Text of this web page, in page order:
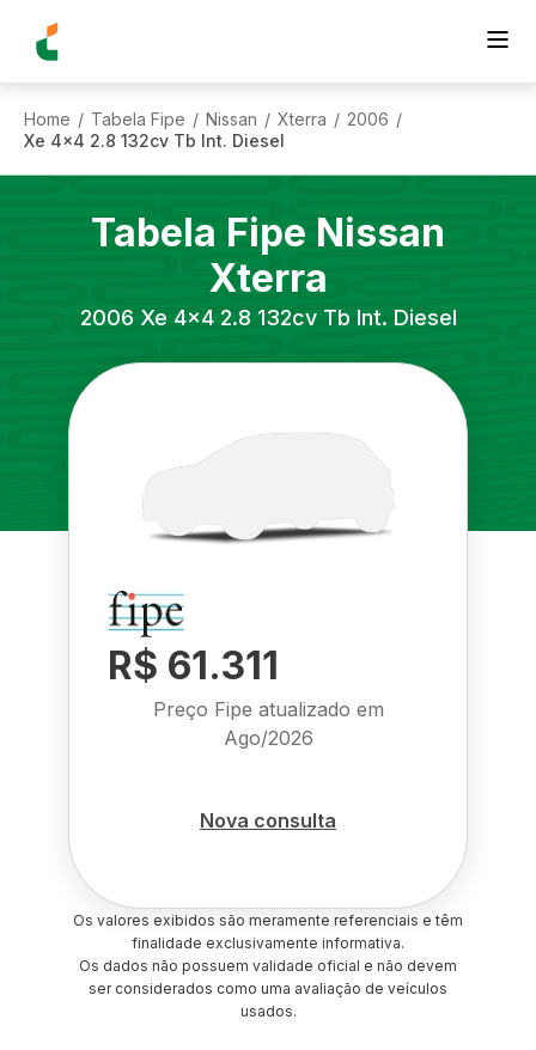
Home / Tabela Fipe / Nissan / Xterra / 2006 /
Xe 4x4 2.8 132cv Tb Int. Diesel
Tabela Fipe Nissan
Xterra
2006 Xe 4x4 2.8 132cv Tb Int. Diesel
R$ 61.311
Preço Fipe atualizado em
Ago/2026
Nova consulta
Os valores exibidos são meramente referenciais e têm
finalidade exclusivamente informativa.
Os dados não possuem validade oficial e não devem
ser considerados como uma avaliação de veículos
usados.